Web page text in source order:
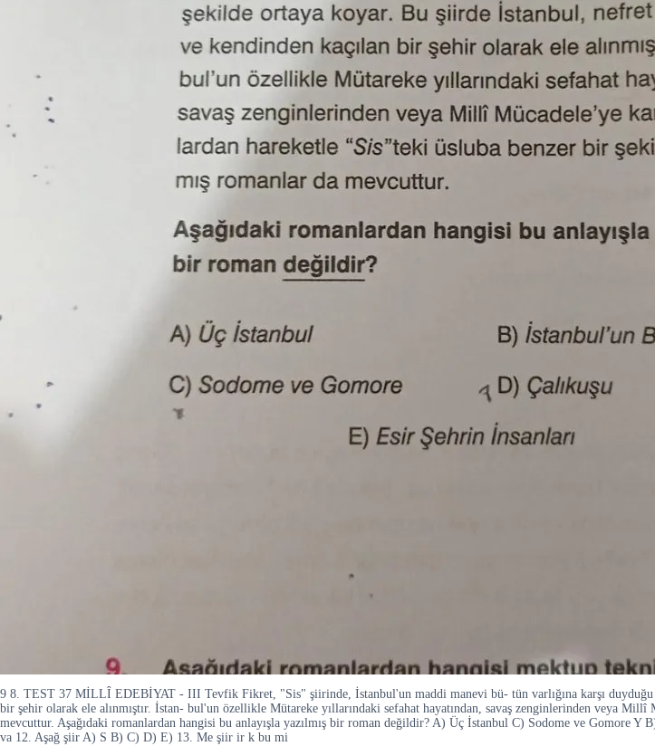
9 8. TEST 37 MİLLÎ EDEBİYAT - III Tevfik Fikret, "Sis" şiirinde, İstanbul'un maddi manevi bü- tün varlığına karşı
bir şehir olarak ele alınmıştır. İstan- bul'un özellikle Mütareke yıllarındaki sefahat hayatından, savaş zenginlerinden veya
mevcuttur. Aşağıdaki romanlardan hangisi bu anlayışla yazılmış bir roman değildir? A) Üç İstanbul C) Sodome ve Gomore
va 12. Aşağ şiir A) S B) C) D) E) 13. Me şiir ir k bu mi